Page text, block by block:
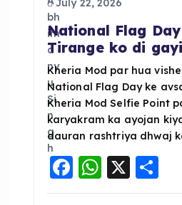
July 22, 2026
National Flag
Tirange ko di
Kheria Mod par hua
National Flag Day ke
Kheria Mod Selfie Point
karyakram ka ayojan
dauran rashtriya dhwaj
F
a
W
h
X S
h